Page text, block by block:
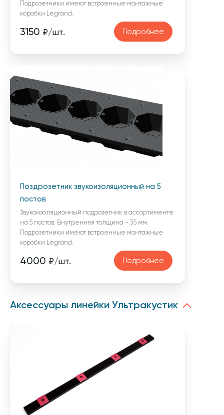
Подрозетники имеют встроенные монтажные
коробки Legrand.
3150 ₽/шт. Подробнее
Поздрозетник звукоизоляционный на 5
постов
Звукоизоляционный подрозетник в ассортименте
на 5 постов. Внутренняя толщина - 35 мм.
Подрозетники имеют встроенные монтажные
коробки Legrand.
4000 ₽/шт. Подробнее
Аксессуары линейки Ультракустик